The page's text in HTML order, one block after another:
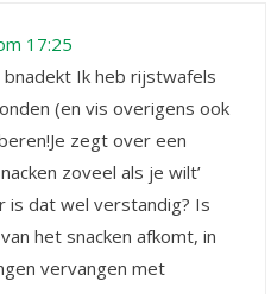
17:25
bnadekt Ik heb rijstwafels
(en vis overigens ook
zegt over een
zoveel als je wilt’
is dat wel verstandig? Is
het snacken afkomt, in
vervangen met